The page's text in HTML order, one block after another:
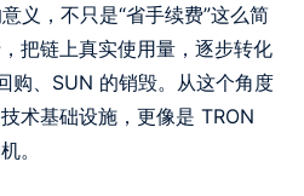
义，不只是“省手续费”这么简
把链上真实使用量，逐步转化
购、SUN 的销毁。从这个角度
术基础设施，更像是 TRON
。